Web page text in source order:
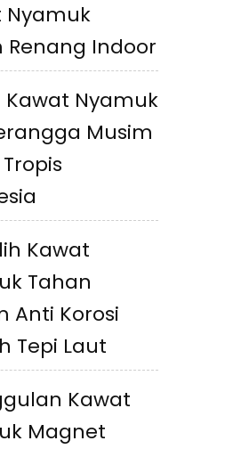
Nyamuk
Renang Indoor
Kawat Nyamuk
Musim
Kawat
Tahan
Anti Korosi
Tepi Laut
Kawat
Magnet